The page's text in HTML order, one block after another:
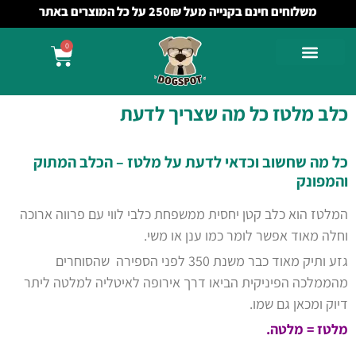
משלוחים חינם בקנייה מעל 250₪ על כל המוצרים באתר
0
כלב מלטז כל מה שצריך לדעת
כל מה שחשוב וכדאי לדעת על מלטז – הכלב המתוק
והמפונק
המלטז הוא כלב קטן יחסית ממשפחת כלבי לווי עם פרווה ארוכה
וחלה מאוד אפשר לומר כמו ענן או משי.
גזע ותיק מאוד כבר משנת 350 לפני הספירה שהסוחרים
מהממלכה הפיניקית הביאו דרך אירופה לאיטליה למלטה ליתר
דיוק ומכאן גם שמו.
מלטז = מלטה.